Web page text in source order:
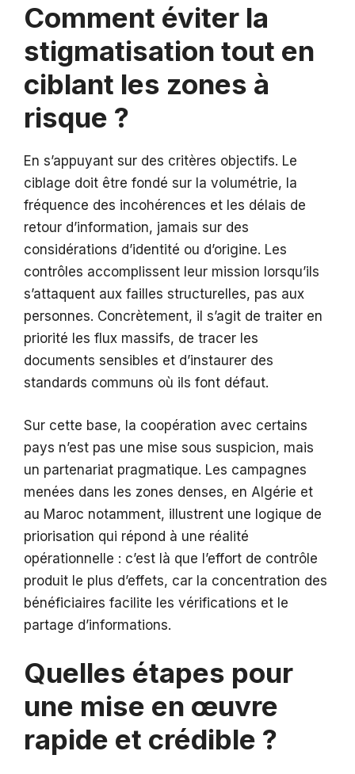
Comment éviter la
stigmatisation tout en
ciblant les zones à
risque ?
En s’appuyant sur des critères objectifs. Le
ciblage doit être fondé sur la volumétrie, la
fréquence des incohérences et les délais de
retour d’information, jamais sur des
considérations d’identité ou d’origine. Les
contrôles accomplissent leur mission lorsqu’ils
s’attaquent aux failles structurelles, pas aux
personnes. Concrètement, il s’agit de traiter en
priorité les flux massifs, de tracer les
documents sensibles et d’instaurer des
standards communs où ils font défaut.
Sur cette base, la coopération avec certains
pays n’est pas une mise sous suspicion, mais
un partenariat pragmatique. Les campagnes
menées dans les zones denses, en Algérie et
au Maroc notamment, illustrent une logique de
priorisation qui répond à une réalité
opérationnelle : c’est là que l’effort de contrôle
produit le plus d’effets, car la concentration des
bénéficiaires facilite les vérifications et le
partage d’informations.
Quelles étapes pour
une mise en œuvre
rapide et crédible ?